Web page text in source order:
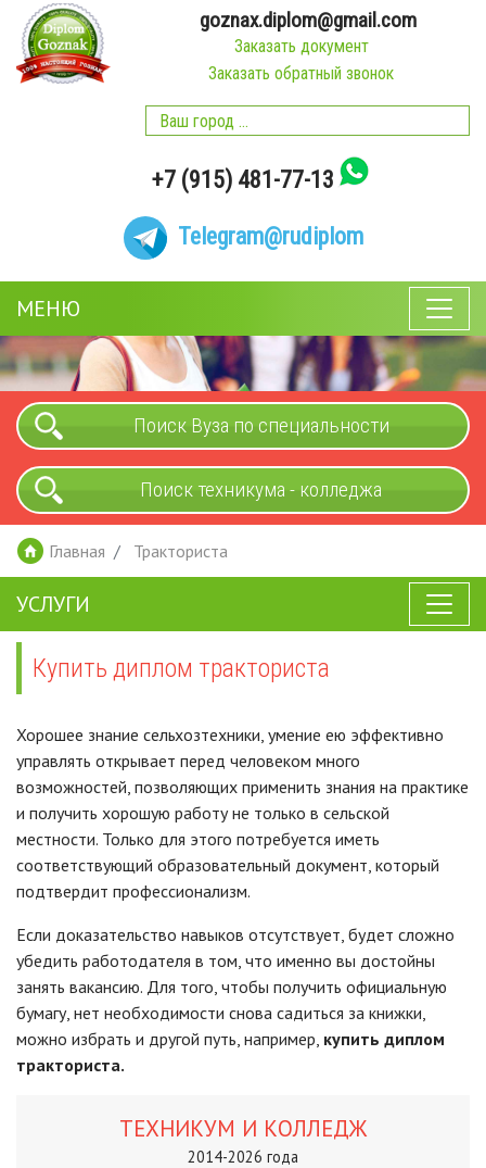
goznax.diplom@gmail.com
Заказать документ
Заказать обратный звонок
+7 (915) 481-77-13
Telegram@rudiplom
МЕНЮ
Поиск Вуза по специальности
Поиск техникума - колледжа
Главная Тракториста
УСЛУГИ
Купить диплом тракториста
Хорошее знание сельхозтехники, умение ею эффективно
управлять открывает перед человеком много
возможностей, позволяющих применить знания на практике
и получить хорошую работу не только в сельской
местности. Только для этого потребуется иметь
соответствующий образовательный документ, который
подтвердит профессионализм.
Если доказательство навыков отсутствует, будет сложно
убедить работодателя в том, что именно вы достойны
занять вакансию. Для того, чтобы получить официальную
бумагу, нет необходимости снова садиться за книжки,
можно избрать и другой путь, например, купить диплом
тракториста.
ТЕХНИКУМ И КОЛЛЕДЖ
2014-2026 года